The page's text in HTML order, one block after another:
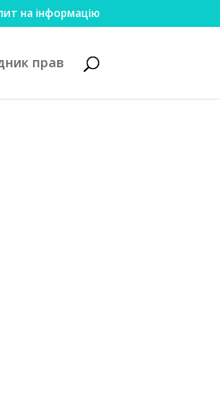
на інформацію
прав